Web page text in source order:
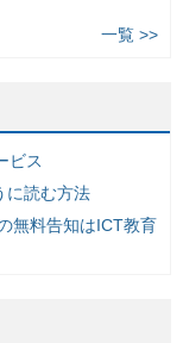
一覧 >>
ビス
に読む方法
無料告知はICT教育